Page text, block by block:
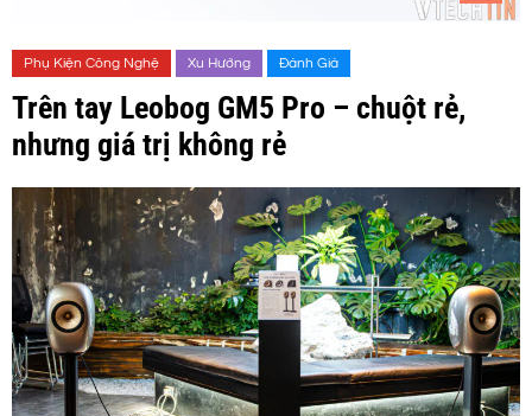
Phụ Kiện Công Nghệ Xu Hướng Đánh Giá
Trên tay Leobog GM5 Pro – chuột rẻ,
nhưng giá trị không rẻ